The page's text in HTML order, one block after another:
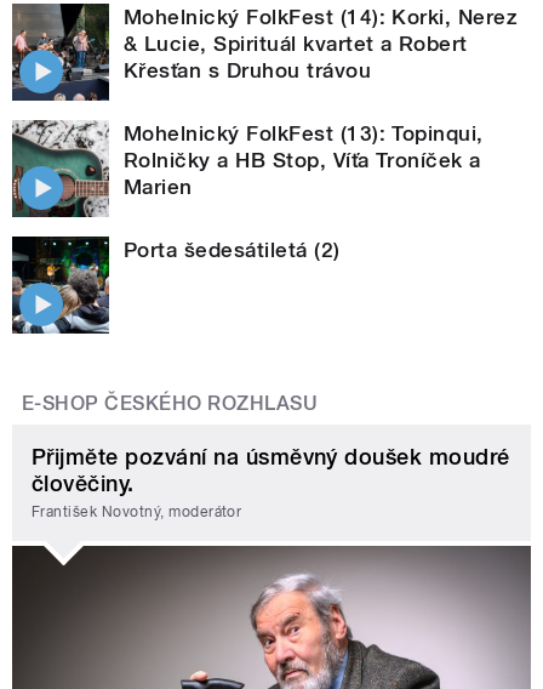
Mohelnický FolkFest (14): Korki, Nerez
& Lucie, Spirituál kvartet a Robert
Křesťan s Druhou trávou
Mohelnický FolkFest (13): Topinqui,
Rolničky a HB Stop, Víťa Troníček a
Marien
Porta šedesátiletá (2)
E-SHOP ČESKÉHO ROZHLASU
Přijměte pozvání na úsměvný doušek moudré
člověčiny.
František Novotný, moderátor